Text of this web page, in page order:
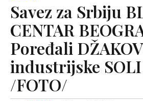
Savez za Srbiju
CENTAR
Poređali
industrijske
/FOTO/